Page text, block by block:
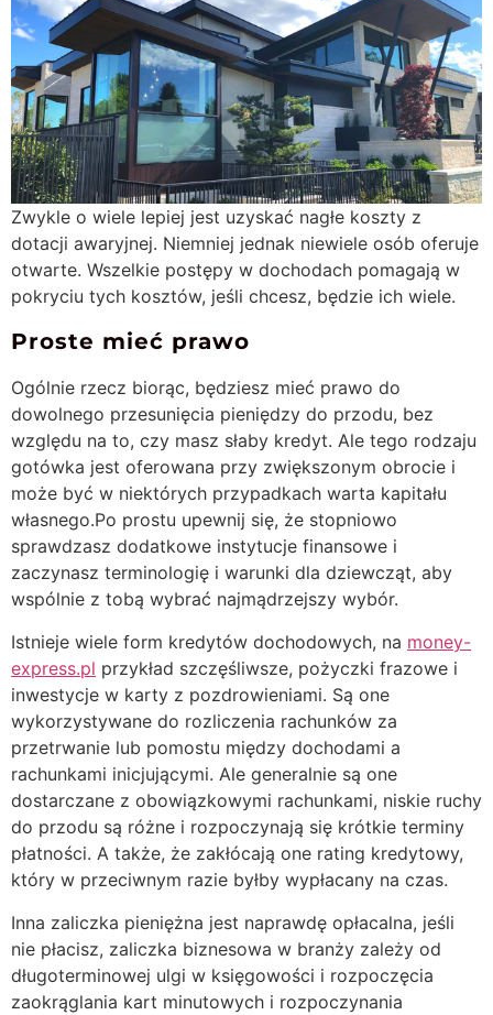
Zwykle o wiele lepiej jest uzyskać nagłe koszty z
dotacji awaryjnej. Niemniej jednak niewiele osób oferuje
otwarte. Wszelkie postępy w dochodach pomagają w
pokryciu tych kosztów, jeśli chcesz, będzie ich wiele.
Proste mieć prawo
Ogólnie rzecz biorąc, będziesz mieć prawo do
dowolnego przesunięcia pieniędzy do przodu, bez
względu na to, czy masz słaby kredyt. Ale tego rodzaju
gotówka jest oferowana przy zwiększonym obrocie i
może być w niektórych przypadkach warta kapitału
własnego.Po prostu upewnij się, że stopniowo
sprawdzasz dodatkowe instytucje finansowe i
zaczynasz terminologię i warunki dla dziewcząt, aby
wspólnie z tobą wybrać najmądrzejszy wybór.
Istnieje wiele form kredytów dochodowych, na money-
express.pl przykład szczęśliwsze, pożyczki frazowe i
inwestycje w karty z pozdrowieniami. Są one
wykorzystywane do rozliczenia rachunków za
przetrwanie lub pomostu między dochodami a
rachunkami inicjującymi. Ale generalnie są one
dostarczane z obowiązkowymi rachunkami, niskie ruchy
do przodu są różne i rozpoczynają się krótkie terminy
płatności. A także, że zakłócają one rating kredytowy,
który w przeciwnym razie byłby wypłacany na czas.
Inna zaliczka pieniężna jest naprawdę opłacalna, jeśli
nie płacisz, zaliczka biznesowa w branży zależy od
długoterminowej ulgi w księgowości i rozpoczęcia
zaokrąglania kart minutowych i rozpoczynania